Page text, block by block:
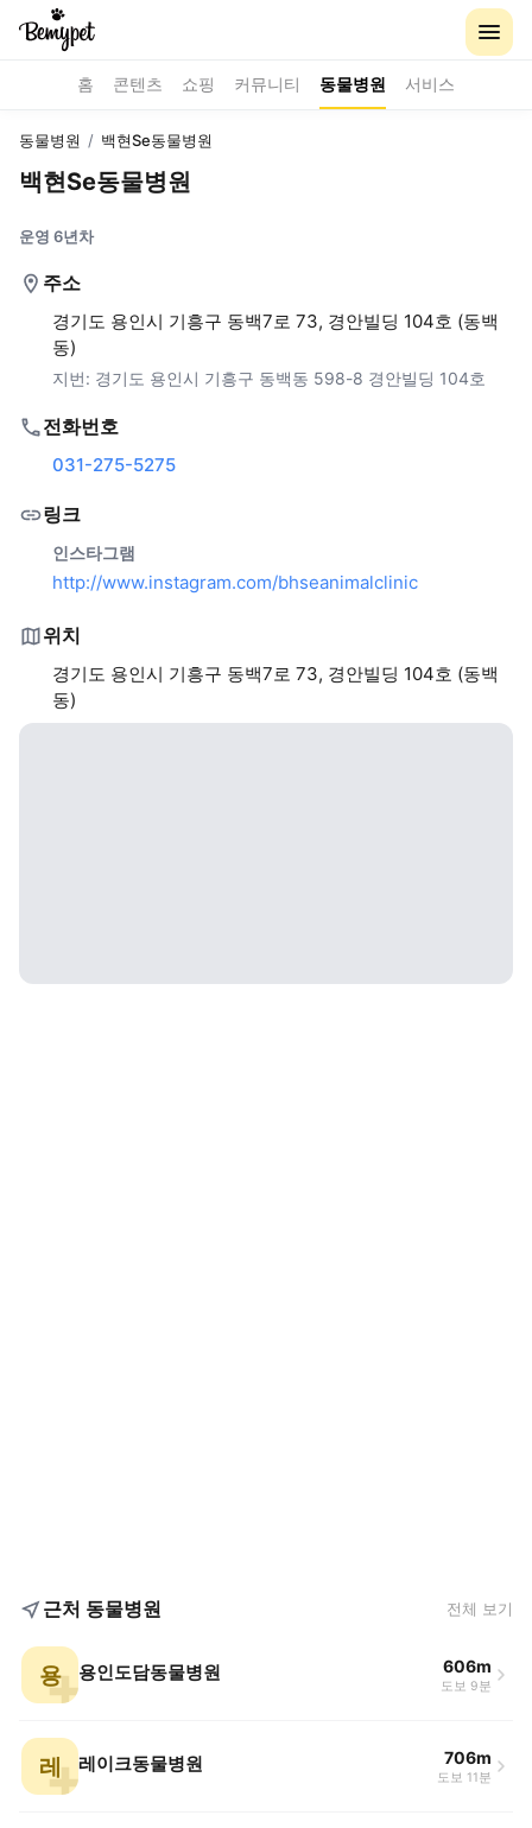
홈 콘텐츠 쇼핑 커뮤니티 동물병원 서비스
동물병원 / 백현Se동물병원
백현Se동물병원
운영 6년차
주소
경기도 용인시 기흥구 동백7로 73, 경안빌딩 104호 (동백
동)
지번: 경기도 용인시 기흥구 동백동 598-8 경안빌딩 104호
전화번호
031-275-5275
링크
인스타그램
http://www.instagram.com/bhseanimalclinic
위치
경기도 용인시 기흥구 동백7로 73, 경안빌딩 104호 (동백
동)
근처 동물병원 전체 보기
용 용인도담동물병원 606m
도보 9분
레 레이크동물병원 706m
도보 11분